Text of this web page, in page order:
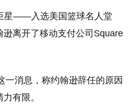
星——入选美国篮球名人堂
逊离开了移动支付公司Square
一消息，称约翰逊辞任的原因
有限。